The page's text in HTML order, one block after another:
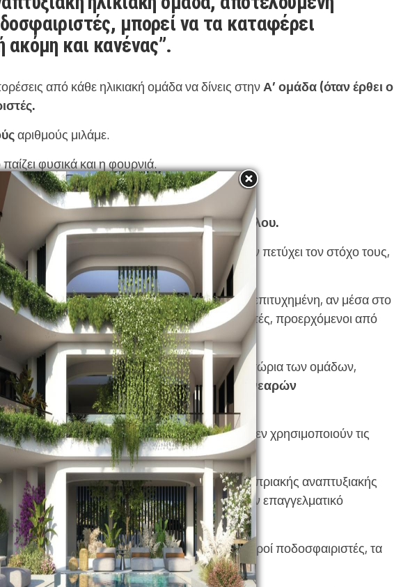
μπορεί να τα καταφέρει
ακόμη και κανένας”.
από κάθε ηλικιακή ομάδα να δίνεις στηνΑ’ ομάδα(όταν έρθει ο
αριθμούς μιλάμε.
φυσικά και η φουρνιά.
τα ίδια ταλέντα.
λιγότερες και κάποιες μπορεί και καθόλου.
χώρες, θεωρούν, ότι σαν Ακαδημία, έχουν πετύχει τον στόχο τους,
ποδοσφαιριστή στην Α’ ομάδα.
όπου η Ακαδημία θεωρείται απόλυτα επιτυχημένη, αν μέσα στο
ομάδας, υπάρχουν τέσσερις (4) ποδοσφαιριστές, προερχόμενοι από
10ετια.
σε προηγμένες ποδοσφαιρικά χώρες, τα φυτώρια των ομάδων,
με την εκπαίδευση και την πώληση νεαρών
το οικονομικό κέρδος.
Κύπρο, γιατί οι ομάδες, μικρές ή μεγάλες, δεν χρησιμοποιούν τις
στοιχεία όμως, αν δούμε το ρόστερ μιας Κυπριακής αναπτυξιακής
αριθμητικά απ’ αυτούς κατάφεραν και πήραν επαγγελματικό
, σε σύνολο τότε18ποδοσφαιριστών,4νεαροί ποδοσφαιριστές, τα